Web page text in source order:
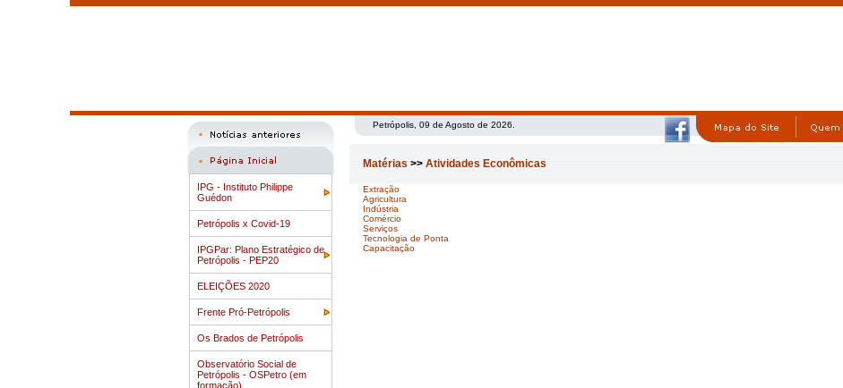
IPG - Instituto Philippe
Guédon
Petrópolis x Covid-19
IPGPar: Plano Estratégico de
Petrópolis - PEP20
ELEIÇÕES 2020
Frente Pró-Petrópolis
Os Brados de Petrópolis
Observatório Social de
Petrópolis - OSPetro (em
formação)
Petrópolis, 09 de Agosto de 2026.
Matérias >> Atividades Econômicas
Extração
Agricultura
Indústria
Comércio
Serviços
Tecnologia de Ponta
Capacitação